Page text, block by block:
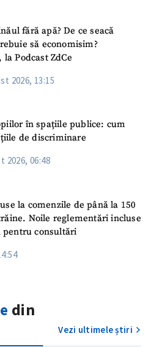
fără apă? De ce seacă
să economisim?
Podcast ZdCe
2026, 13:15
în spațiile publice: cum
de discriminare
2026, 06:48
la comenzile de până la 150
Noile reglementări incluse
pentru consultări
din
Vezi ultimele știri